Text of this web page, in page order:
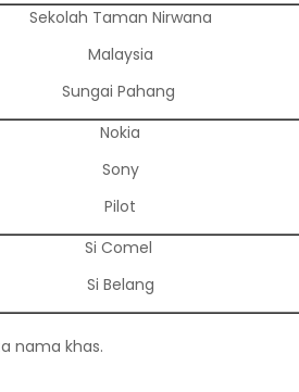
Sekolah Taman Nirwana
Malaysia
Sungai Pahang
Nokia
Sony
Pilot
Si Comel
Si Belang
nama khas.